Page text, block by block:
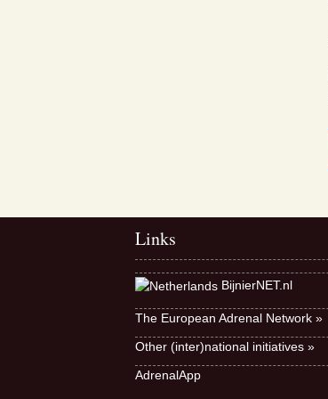
Links
BijnierNET.nl
The European Adrenal Network »
Other (inter)national initiatives »
AdrenalApp